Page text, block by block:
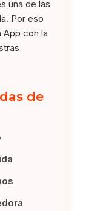
una de las
Por eso
App con la
de